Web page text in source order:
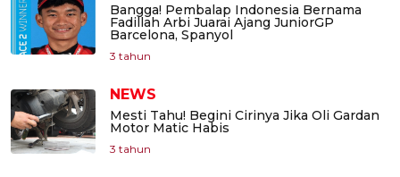
Bangga! Pembalap Indonesia Bernama
Fadillah Arbi Juarai Ajang JuniorGP
Barcelona, Spanyol
3 tahun
NEWS
Mesti Tahu! Begini Cirinya Jika Oli Gardan
Motor Matic Habis
3 tahun